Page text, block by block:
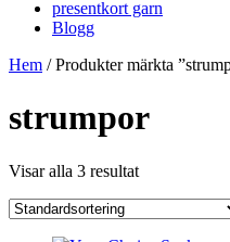
presentkort garn
Blogg
Hem / Produkter märkta
strumpor
Visar alla 3 resultat